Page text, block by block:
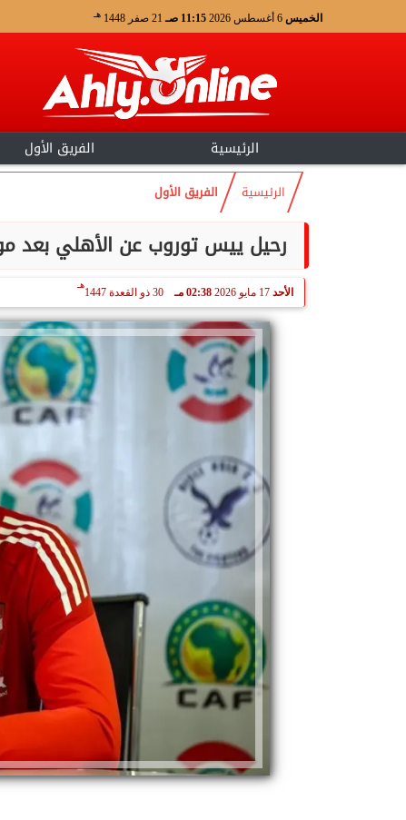
الخميس 11:15 صـ 21 صفر 1448 هـ
الرئيسية الفريق الأول
الرئيسية الفريق الأول
رحيل ييس توروب عن الأهلي بعد
الأحد 17 مايو 2026 02:38 مـ 30 ذو القعدة 1447
هـ